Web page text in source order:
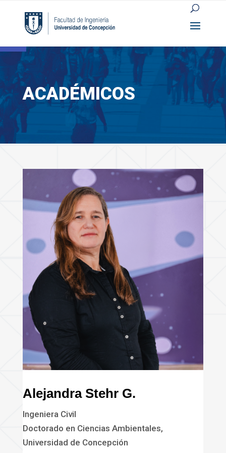
Open toolbar
ACADÉMICOS
Alejandra Stehr G.
Ingeniera Civil
Doctorado en Ciencias Ambientales,
Universidad de Concepción